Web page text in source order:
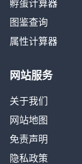
孵蛋计算器
图鉴查询
属性计算器
网站服务
关于我们
网站地图
免责声明
隐私政策